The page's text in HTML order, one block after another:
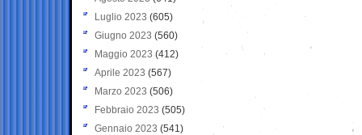
Luglio 2023 (605)
Giugno 2023 (560)
Maggio 2023 (412)
Aprile 2023 (567)
Marzo 2023 (506)
Febbraio 2023 (505)
Gennaio 2023 (541)